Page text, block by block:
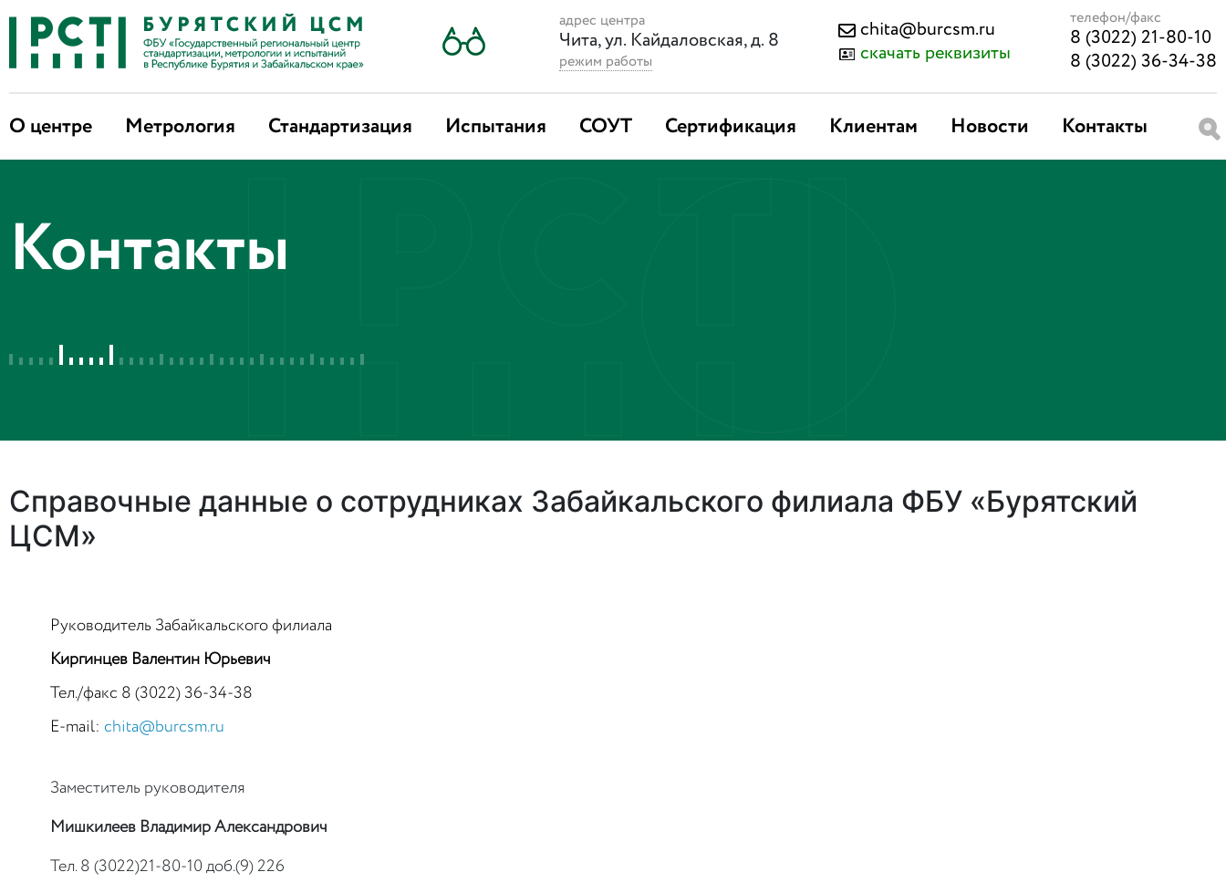
адрес центра
Чита, ул. Кайдаловская, д. 8
режим работы
chita@burcsm.ru
скачать реквизиты
телефон/факс
8 (3022) 21-80-10
8 (3022) 36-34-38
О центре Метрология Стандартизация Испытания СОУТ Сертификация Клиентам Новости Контакты
Контакты
Справочные данные о сотрудниках Забайкальского филиала ФБУ «Бурятский
ЦСМ»
Руководитель Забайкальского филиала
Киргинцев Валентин Юрьевич
Тел./факс 8 (3022) 36-34-38
E-mail: chita@burcsm.ru
Заместитель руководителя
Мишкилеев Владимир Александрович
Тел. 8 (3022)21-80-10 доб.(9) 226